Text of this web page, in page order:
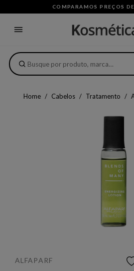
COMPARAMOS PREÇOS
Home Cabelos Tratamento
ALFAPARF